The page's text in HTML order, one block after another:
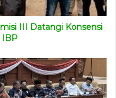
III Datangi Konsensi
IBP